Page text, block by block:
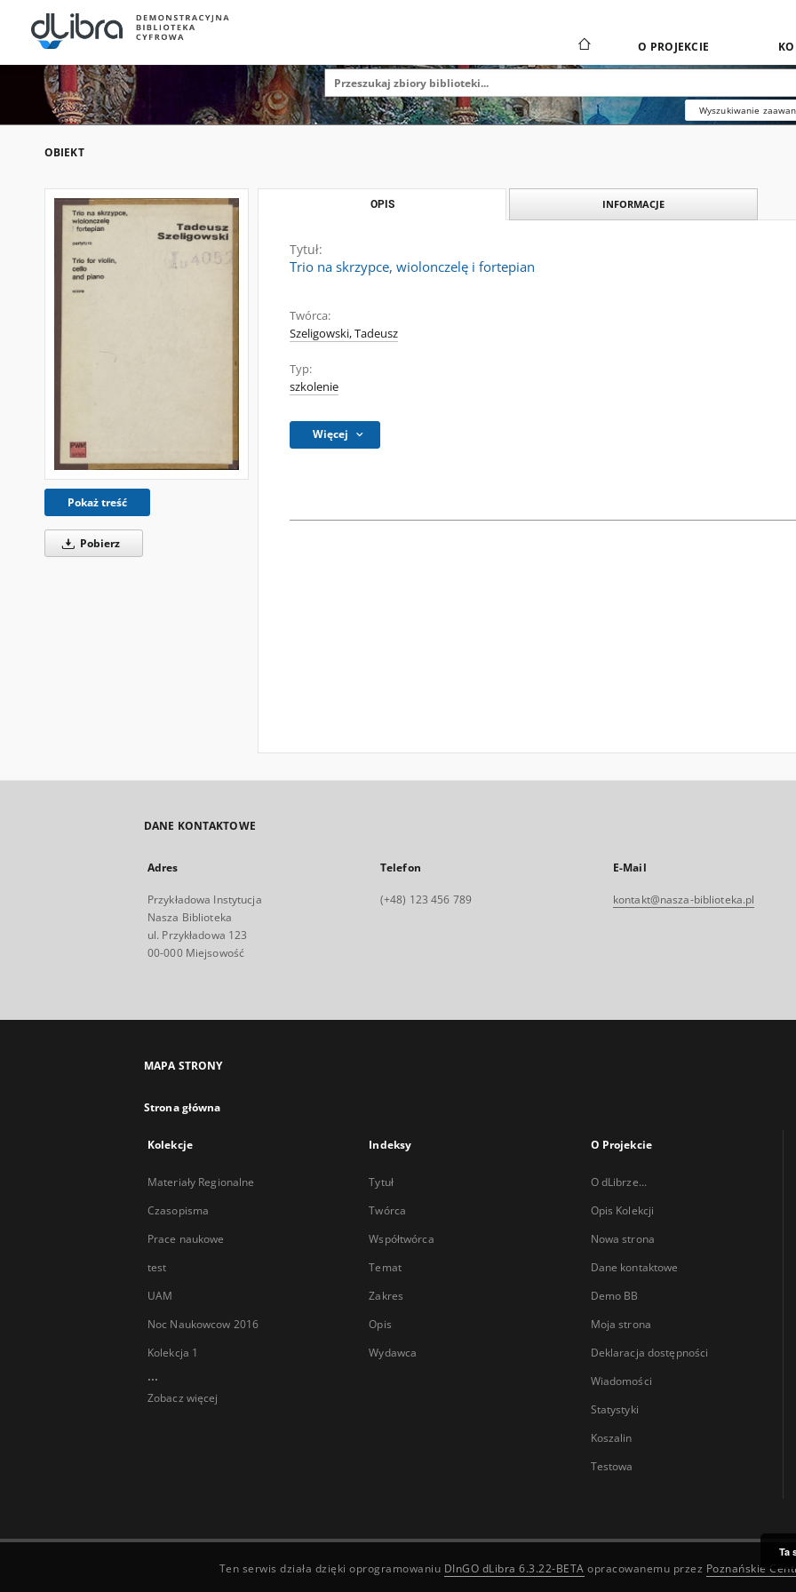
O PROJEKCIE
Wyszukiwanie
OBIEKT
Pokaż treść
Pobierz
OPIS INFORMACJE
Tytuł:
Trio na skrzypce, wiolonczelę i fortepian
Twórca:
Szeligowski, Tadeusz
Typ:
szkolenie
Więcej
DANE KONTAKTOWE
Adres
Przykładowa Instytucja
Nasza Biblioteka
ul. Przykładowa 123
00-000 Miejsowość
Telefon
(+48) 123 456 789
E-Mail
kontakt@nasza-biblioteka.pl
MAPA STRONY
Strona główna
Kolekcje
Materiały Regionalne
Czasopisma
Prace naukowe
test
UAM
Noc Naukowcow 2016
Kolekcja 1
...
Zobacz więcej
Indeksy
Tytuł
Twórca
Współtwórca
Temat
Zakres
Opis
Wydawca
O Projekcie
O dLibrze...
Opis Kolekcji
Nowa strona
Dane kontaktowe
Demo BB
Moja strona
Deklaracja dostępności
Wiadomości
Statystyki
Koszalin
Testowa
Ten serwis działa dzięki oprogramowaniu DInGO dLibra 6.3.22-BETA opracowanemu przez Poznańskie
Ta